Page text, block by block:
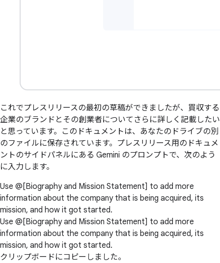
これでプレスリリースの最初の草稿ができましたが、買収する
企業のブランドとその創業者についてさらに詳しく記載したい
と思っています。このドキュメントは、あなたのドライブの別
のファイルに保存されています。プレスリリース用のドキュメ
ントのサイドパネルにある Gemini のプロンプトで、次のよう
に入力します。
Use @[Biography and Mission Statement] to add more
information about the company that is being acquired, its
mission, and how it got started.
Use @[Biography and Mission Statement] to add more
information about the company that is being acquired, its
mission, and how it got started.
クリップボードにコピーしました。